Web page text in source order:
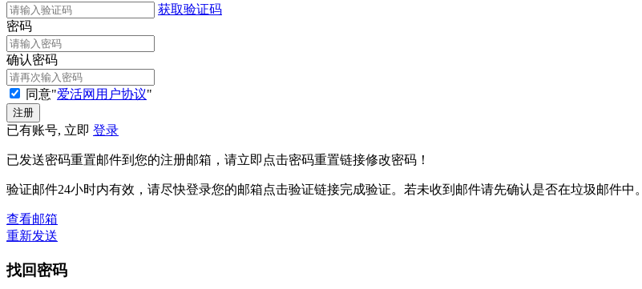
获取验证码
密码
确认密码
同意"爱活网用户协议"
已有账号, 立即 登录
已发送密码重置邮件到您的注册邮箱，请立即点击密码重置链接修改密码！
验证邮件24小时内有效，请尽快登录您的邮箱点击验证链接完成验证。若未收到邮件请先确认是否在垃圾邮件中。
查看邮箱
重新发送
找回密码